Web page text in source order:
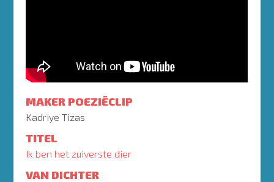
MAKER POEZIËCLIP
Kadriye Tizas
TITEL
Ik ben het zuiverste dier
VAN DICHTER